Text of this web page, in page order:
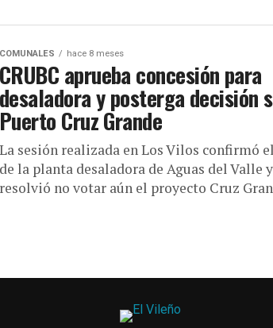
COMUNALES hace 8 meses
CRUBC aprueba concesión para
desaladora y posterga decisión
Puerto Cruz Grande
La sesión realizada en Los Vilos confirmó
de la planta desaladora de Aguas del Valle y
resolvió no votar aún el proyecto Cruz